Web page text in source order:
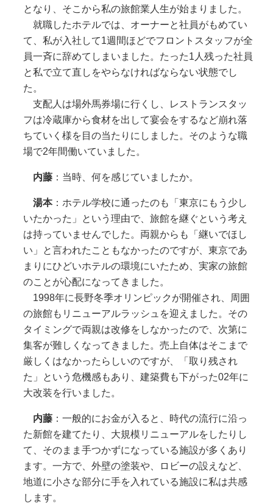
となり、そこから私の旅館業人生が始まりました。
就職したホテルでは、オーナーと社員がもめてい
て、私が入社して1週間ほどでフロントスタッフが全
員一斉に辞めてしまいました。たった1人残った社員
と私で立て直しをやらなければならない状態でし
た。
支配人は場外馬券場に行くし、レストランスタッ
フは冷蔵庫から食材を出して宴会をするなど崩れ落
ちていく様を目の当たりにしました。そのような職
場で2年間働いていました。
内藤：当時、何を感じていましたか。
湯本：ホテル学校に通ったのも「東京にもう少し
いたかった」という理由で、旅館を継ぐという考え
は持っていませんでした。両親からも「継いでほし
い」と言われたこともなかったのですが、東京であ
まりにひどいホテルの環境にいたため、実家の旅館
のことが心配になってきました。
1998年に長野冬季オリンピックが開催され、周囲
の旅館もリニューアルラッシュを迎えました。その
タイミングで両親は改修をしなかったので、次第に
集客が難しくなってきました。売上自体はそこまで
厳しくはなかったらしいのですが、「取り残され
た」という危機感もあり、建築費も下がった02年に
大改装を行いました。
内藤：一般的にお金が入ると、時代の流行に沿っ
た新館を建てたり、大規模リニューアルをしたりし
て、そのまま手つかずになっている施設が多くあり
ます。一方で、外壁の塗装や、ロビーの設えなど、
地道に小さな部分に手を入れている施設に私は共感
します。